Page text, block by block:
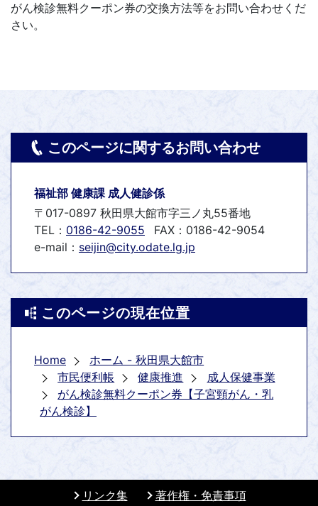
がん検診無料クーポン券の交換方法等をお問い合わせくだ
さい。
このページに関するお問い合わせ
福祉部 健康課 成人健診係
〒017-0897 秋田県大館市字三ノ丸55番地
TEL： 0186-42-9055
FAX：0186-42-9054
e-mail： seijin@city.odate.lg.jp
このページの現在位置
Home
ホーム - 秋田県大館市
市民便利帳
健康推進
成人保健事業
がん検診無料クーポン券【子宮頸がん・乳
がん検診】
リンク集 著作権・免責事項